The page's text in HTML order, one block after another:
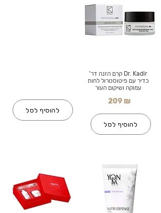
להוסיף לסל
Dr. Kadir קרם הזנה דר'
כדיר עם פיטוסטרול לחות
עמוקה ושיקום העור
209 ₪
להוסיף לסל